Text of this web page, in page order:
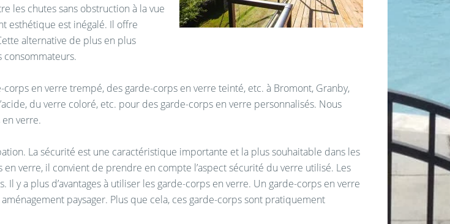
les chutes sans obstruction à la vue
esthétique est inégalé. Il offre
alternative de plus en plus
en verre trempé, des garde-corps en verre teinté, etc. à Bromont, Granby,
du verre coloré, etc. pour des garde-corps en verre personnalisés. Nous
verre.
La sécurité est une caractéristique importante et la plus souhaitable dans les
verre, il convient de prendre en compte l’aspect sécurité du verre utilisé. Les
y a plus d’avantages à utiliser les garde-corps en verre. Un garde-corps en verre
paysager. Plus que cela, ces garde-corps sont pratiquement